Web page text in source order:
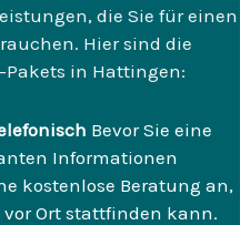
die Sie für einen
Hier sind die
Pakets in Hattingen:
Bevor Sie eine
Informationen
kostenlose Beratung an,
Ort stattfinden kann.